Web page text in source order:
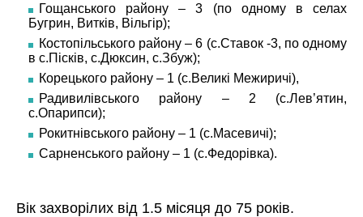
Гощанського району – 3 (по одному в селах
Бугрин, Витків, Вільгір);
Костопільського району – 6 (с.Ставок -3, по одному
в с.Пісків, с.Дюксин, с.Збуж);
Корецького району – 1 (с.Великі Межиричі),
Радивилівського району – 2 (с.Лев’ятин,
с.Опарипси);
Рокитнівського району – 1 (с.Масевичі);
Сарненського району – 1 (с.Федорівка).
Вік захворілих від 1.5 місяця до 75 років.